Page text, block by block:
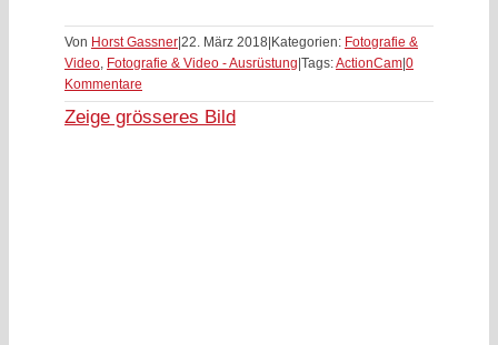
Treibgut
Von Horst Gassner 22. März 2018 Kategorien: Fotografie &
Video, Fotografie & Video - Ausrüstung Tags:ActionCam 0
Kommentare
Zeige grösseres Bild